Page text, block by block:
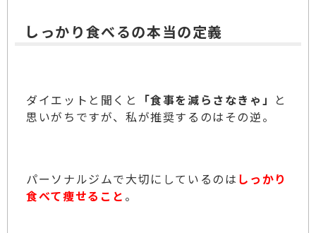
しっかり食べるの本当の定義
ダイエットと聞くと 「食事を減らさなきゃ」 と
思いがちですが、私が推奨するのはその逆。
パーソナルジムで大切にしているのは しっかり
食べて痩せること 。